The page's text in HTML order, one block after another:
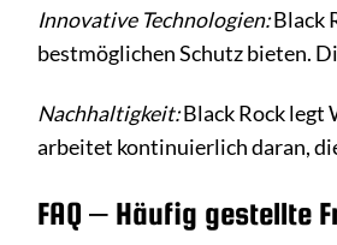
Innovative Technologien:Black
bestmöglichen Schutz bieten.
Nachhaltigkeit:Black Rock legt
arbeitet kontinuierlich daran,
FAQ – Häufig gestellte